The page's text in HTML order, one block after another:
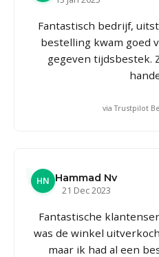
Fantastisch bedrijf,
bestelling kwam goed
gegeven tijdsbestek.
via Trustpilot
HN Hammad Nv
21 Dec 2023
Fantastische
was de winkel
maar ik had al een